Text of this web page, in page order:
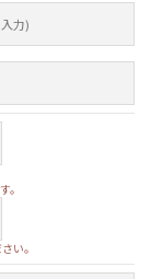
。
い。